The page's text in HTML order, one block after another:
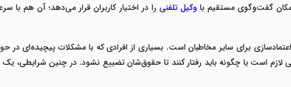
گفت‌وگوی مستقیم باوکیل تلفنی را در اختیار کاربران قرار می‌دهد؛ آن هم
برای سایر مخاطبان است. بسیاری از افرادی که با مشکلات پیچیده‌ای در
لازم است یا چگونه باید رفتار کنند تا حقوق‌شان تضییع نشود. در چنین